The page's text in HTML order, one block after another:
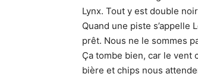
Lynx. Tout y est double
Quand une piste s’appelle
prêt. Nous ne le sommes
Ça tombe bien, car le vent
bière et chips nous